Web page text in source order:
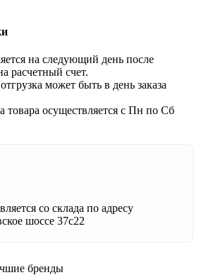
на следующий день после
расчетный счет.
может быть в день заказа
товара осуществляется с Пн по Сб
со склада по адресу
шоссе 37с22
бренды